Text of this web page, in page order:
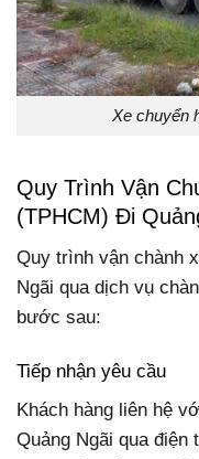
Xe chuyển
Quy Trình Vận
(TPHCM) Đi
Quy trình vận chành
Ngãi qua dịch vụ
bước sau:
Tiếp nhận yêu cầu
Khách hàng liên hệ
Quảng Ngãi qua điện